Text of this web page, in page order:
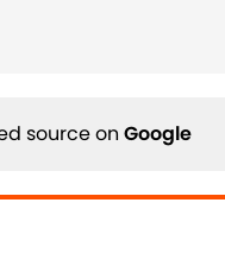
source on Google